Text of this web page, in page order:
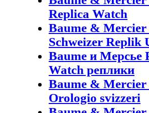
Replica Watch
Baume &
Schweizer Replik
Baume и Мерсье
Watch реплики
Baume &
Orologio svizzeri